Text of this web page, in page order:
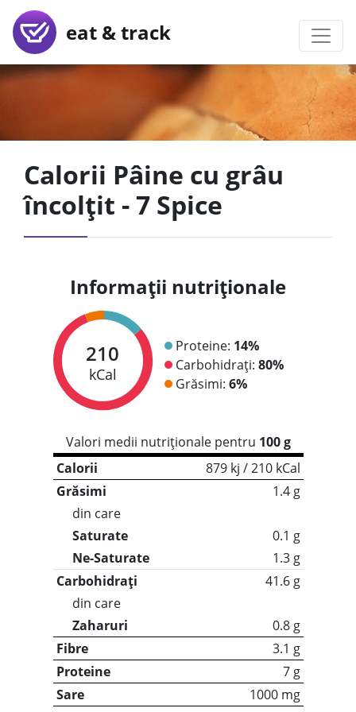
eat & track
Calorii Pâine cu grâu
încolțit - 7 Spice
Informații nutriționale
210
kCal
Proteine: 14%
Carbohidrați: 80%
Grăsimi: 6%
Valori medii nutriționale pentru 100 g
Calorii
879 kj / 210 kCal
Grăsimi
1.4 g
din care
Saturate
0.1 g
Ne-Saturate
1.3 g
Carbohidrați
41.6 g
din care
Zaharuri
0.8 g
Fibre
3.1 g
Proteine
7 g
Sare
1000 mg